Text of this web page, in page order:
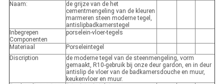
Naam:
de grijze van de het
cementmengeling van de kleuren
marmeren steen moderne tegel,
antislipbadkamerstegel
Inbegrepen
Componenten
porselein-vloer-tegels
Materiaal
Porseleintegel
Discription
de moderne tegel van de steenmengeling, vorm
gemaakt, R10-gebruik bij onze deur gardon, en in deur
antislip de vloer van de badkamersdouche en muur,
keukenvloer en muur.